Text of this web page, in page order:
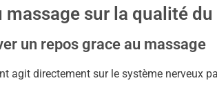
sur la qualité du
un repos grace au massage
agit directement sur le système nerveux